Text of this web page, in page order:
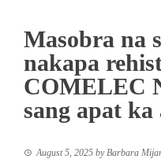
Masobra na
nakapa
COMELEC
sang apat ka
August 5, 2025 by Barbara